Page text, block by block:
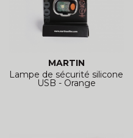
MARTIN
Lampe de sécurité silicone
USB - Orange